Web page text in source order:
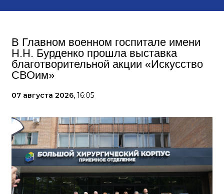
В Главном военном госпитале имени
Н.Н. Бурденко прошла выставка
благотворительной акции «Искусство
СВОим»
07 августа 2026, 16:05